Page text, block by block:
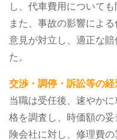
し、代車費用について
また、事故の影響によ
意見が対立し、適正な
た。
交渉・調停・訴訟等の経
当職は受任後、速やか
格を調査し、時価額の妥
険会社に対し、修理費